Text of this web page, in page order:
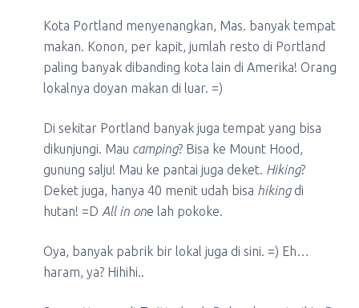
Kota Portland menyenangkan, Mas. banyak tempat
makan. Konon, per kapit, jumlah resto di Portland
paling banyak dibanding kota lain di Amerika! Orang
lokalnya doyan makan di luar. =)
Di sekitar Portland banyak juga tempat yang bisa
dikunjungi. Mau camping? Bisa ke Mount Hood,
gunung salju! Mau ke pantai juga deket. Hiking?
Deket juga, hanya 40 menit udah bisa hikingdi
hutan! =D All in one lah pokoke.
Oya, banyak pabrik bir lokal juga di sini. =) Eh…
haram, ya? Hihihi..